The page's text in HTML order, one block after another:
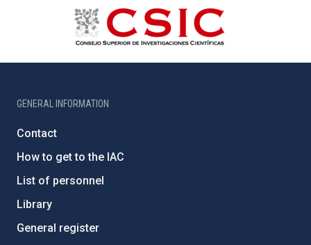
GENERAL INFORMATION
Contact
How to get to the IAC
List of personnel
Library
General register